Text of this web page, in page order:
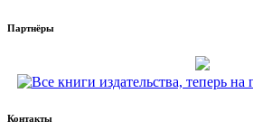
Партнёры
Контакты